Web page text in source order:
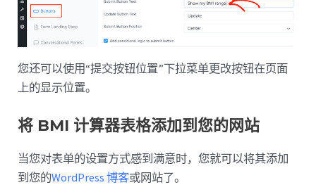
您还可以使用“提交按钮位置”下拉菜单更改按钮在页面
上的显示位置。
将 BMI 计算器表格添加到您的网站
当您对表单的设置方式感到满意时，您就可以将其添加
到您的WordPress 博客或网站了。